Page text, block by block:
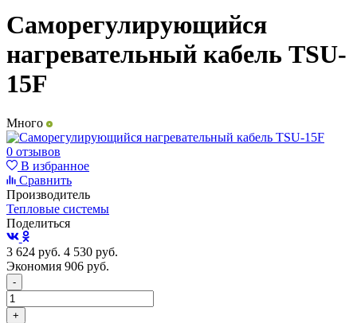
Саморегулирующийся
нагревательный кабель TSU-
15F
Много
0 отзывов
В избранное
Сравнить
Производитель
Тепловые системы
Поделиться
3 624 руб. 4 530 руб.
Экономия 906 руб.
-
+